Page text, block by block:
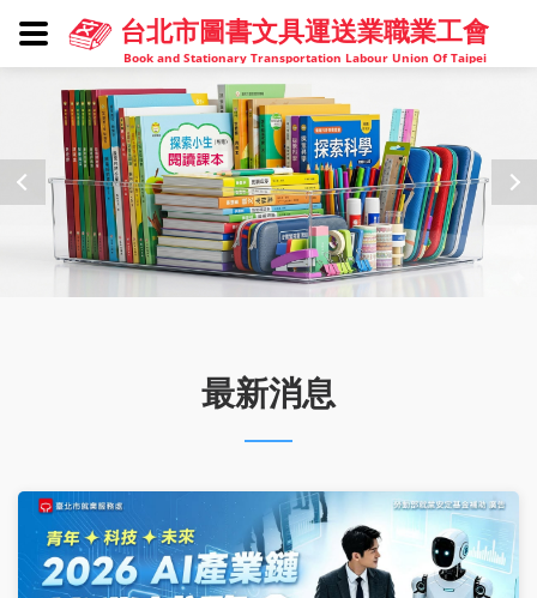
台北市圖書文具運送業職業工會
Book and Stationary Transportation Labour Union Of Taipei
最新消息